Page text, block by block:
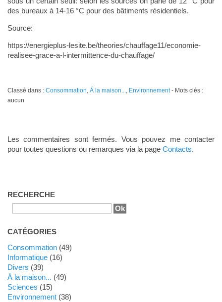
des bureaux à 14-16 °C pour des bâtiments résidentiels.
Source:
https://energieplus-lesite.be/theories/chauffage11/economie-
realisee-grace-a-l-intermittence-du-chauffage/
Classé dans : Consommation, Á la maison..., Environnement- Mots clés :
aucun
Les commentaires sont fermés. Vous pouvez me contacter
pour toutes questions ou remarques via la page Contacts.
RECHERCHE
CATÉGORIES
Consommation(49)
Informatique(16)
Divers (39)
Á la maison... (49)
Sciences (15)
Environnement(38)